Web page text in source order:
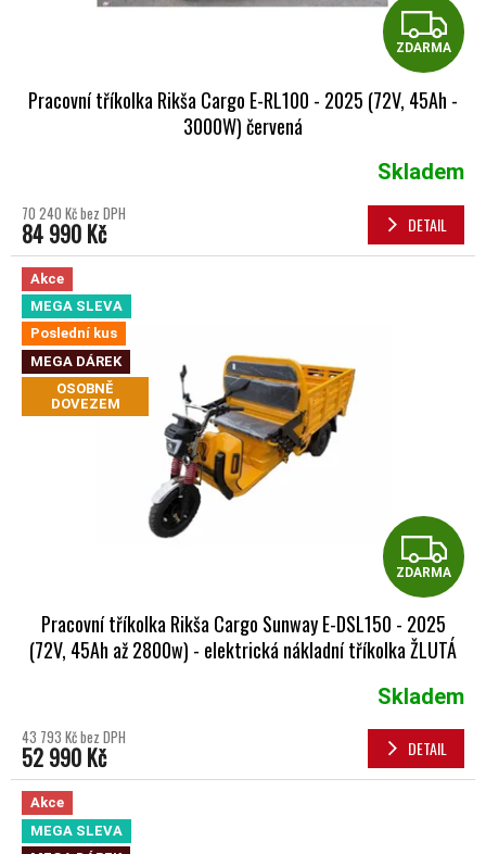
ZDARMA
Pracovní tříkolka Rikša Cargo E-RL100 - 2025 (72V, 45Ah -
3000W) červená
Skladem
70 240 Kč bez DPH
84 990 Kč DETAIL
Akce
MEGA SLEVA
Poslední kus
MEGA DÁREK
OSOBNĚ
DOVEZEM
ZDARMA
Pracovní tříkolka Rikša Cargo Sunway E-DSL150 - 2025
(72V, 45Ah až 2800w) - elektrická nákladní tříkolka ŽLUTÁ
Skladem
43 793 Kč bez DPH
52 990 Kč DETAIL
Akce
MEGA SLEVA